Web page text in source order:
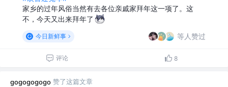
家乡的过年风俗当然有去各位亲戚家拜年这一项了。这
不，今天又出来拜年了
今日新鲜事 等人赞过
评论 8
gogogogogo 赞了这篇文章